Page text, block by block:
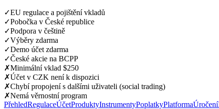
✓EU regulace a pojištění vkladů
✓Pobočka v České republice
✓Podpora v češtině
✓Výběry zdarma
✓Demo účet zdarma
✓České akcie na BCPP
✗Minimální vklad $250
✗Účet v CZK není k dispozici
✗Chybí propojení s dalšími uživateli (social trading)
✗Nemá věrnostní program
PřehledRegulaceÚčetProduktyInstrumentyPoplatkyPlatformaÚročení